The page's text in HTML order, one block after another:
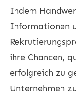
Indem
Informationen
ihre Chancen,
erfolgreich zu
Unternehmen